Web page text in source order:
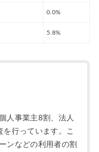
0.0%
5.8%
人事業主8割、法人
行っています。こ
ンなどの利用者の割